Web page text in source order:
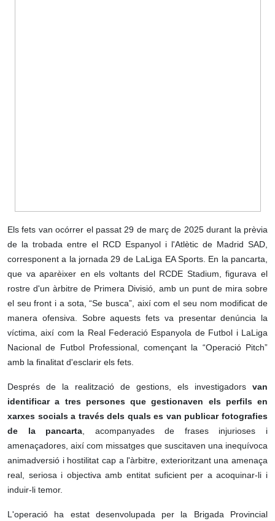
Els fets van ocórrer el passat 29 de març de 2025 durant la prèvia
de la trobada entre el RCD Espanyol i l'Atlètic de Madrid SAD,
corresponent a la jornada 29 de LaLiga EA Sports. En la pancarta,
que va aparèixer en els voltants del RCDE Stadium, figurava el
rostre d'un àrbitre de Primera Divisió, amb un punt de mira sobre
el seu front i a sota, “Se busca”, així com el seu nom modificat de
manera ofensiva. Sobre aquests fets va presentar denúncia la
víctima, així com la Real Federació Espanyola de Futbol i LaLiga
Nacional de Futbol Professional, començant la “Operació Pitch”
amb la finalitat d'esclarir els fets.
Després de la realització de gestions, els investigadors van
identificar a tres persones que gestionaven els perfils en
xarxes socials a través dels quals es van publicar fotografies
de la pancarta , acompanyades de frases injurioses i
amenaçadores, així com missatges que suscitaven una inequívoca
animadversió i hostilitat cap a l'àrbitre, exterioritzant una amenaça
real, seriosa i objectiva amb entitat suficient per a acoquinar-li i
induir-li temor.
L'operació ha estat desenvolupada per la Brigada Provincial